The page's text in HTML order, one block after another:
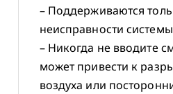
– Поддерживаются
неисправности
– Никогда не вводите
может привести к
воздуха или